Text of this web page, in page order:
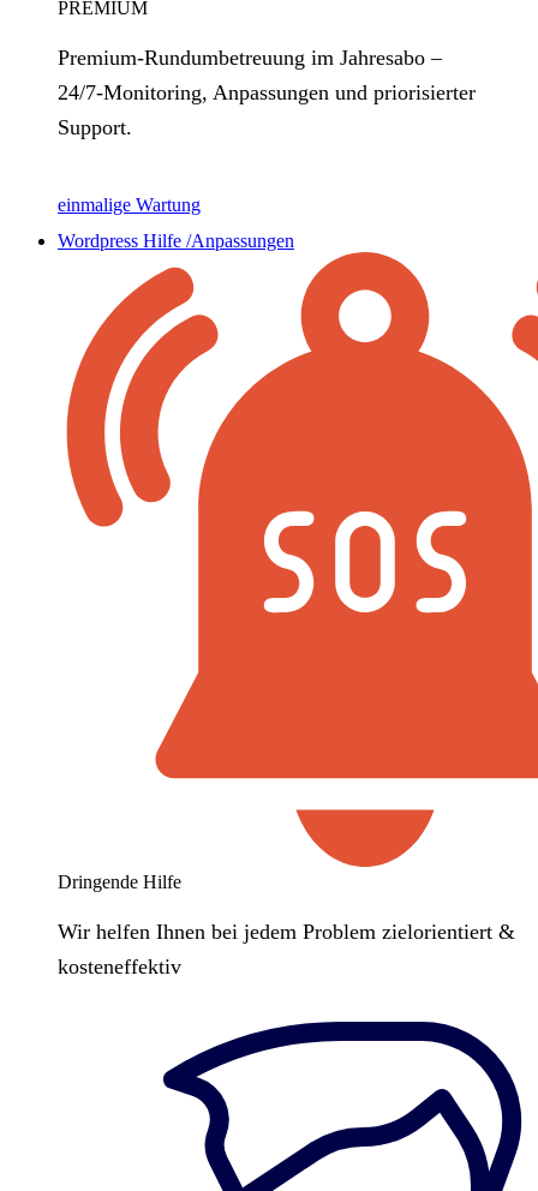
PREMIUM
Premium‑Rundumbetreuung im Jahresabo –
24/7‑Monitoring, Anpassungen und priorisierter
Support.
einmalige Wartung
Wordpress Hilfe /Anpassungen
Dringende Hilfe
Wir helfen Ihnen bei jedem Problem zielorientiert &
kosteneffektiv